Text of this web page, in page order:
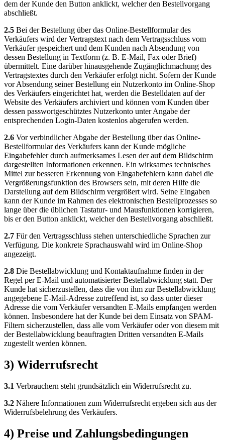
dem der Kunde den Button anklickt, welcher den Bestellvorgang
abschließt.
2.5 Bei der Bestellung über das Online-Bestellformular des
Verkäufers wird der Vertragstext nach dem Vertragsschluss vom
Verkäufer gespeichert und dem Kunden nach Absendung von
dessen Bestellung in Textform (z. B. E-Mail, Fax oder Brief)
übermittelt. Eine darüber hinausgehende Zugänglichmachung des
Vertragstextes durch den Verkäufer erfolgt nicht. Sofern der Kunde
vor Absendung seiner Bestellung ein Nutzerkonto im Online-Shop
des Verkäufers eingerichtet hat, werden die Bestelldaten auf der
Website des Verkäufers archiviert und können vom Kunden über
dessen passwortgeschütztes Nutzerkonto unter Angabe der
entsprechenden Login-Daten kostenlos abgerufen werden.
2.6 Vor verbindlicher Abgabe der Bestellung über das Online-
Bestellformular des Verkäufers kann der Kunde mögliche
Eingabefehler durch aufmerksames Lesen der auf dem Bildschirm
dargestellten Informationen erkennen. Ein wirksames technisches
Mittel zur besseren Erkennung von Eingabefehlern kann dabei die
Vergrößerungsfunktion des Browsers sein, mit deren Hilfe die
Darstellung auf dem Bildschirm vergrößert wird. Seine Eingaben
kann der Kunde im Rahmen des elektronischen Bestellprozesses so
lange über die üblichen Tastatur- und Mausfunktionen korrigieren,
bis er den Button anklickt, welcher den Bestellvorgang abschließt.
2.7 Für den Vertragsschluss stehen unterschiedliche Sprachen zur
Verfügung. Die konkrete Sprachauswahl wird im Online-Shop
angezeigt.
2.8 Die Bestellabwicklung und Kontaktaufnahme finden in der
Regel per E-Mail und automatisierter Bestellabwicklung statt. Der
Kunde hat sicherzustellen, dass die von ihm zur Bestellabwicklung
angegebene E-Mail-Adresse zutreffend ist, so dass unter dieser
Adresse die vom Verkäufer versandten E-Mails empfangen werden
können. Insbesondere hat der Kunde bei dem Einsatz von SPAM-
Filtern sicherzustellen, dass alle vom Verkäufer oder von diesem mit
der Bestellabwicklung beauftragten Dritten versandten E-Mails
zugestellt werden können.
3) Widerrufsrecht
3.1 Verbrauchern steht grundsätzlich ein Widerrufsrecht zu.
3.2 Nähere Informationen zum Widerrufsrecht ergeben sich aus der
Widerrufsbelehrung des Verkäufers.
4) Preise und Zahlungsbedingungen